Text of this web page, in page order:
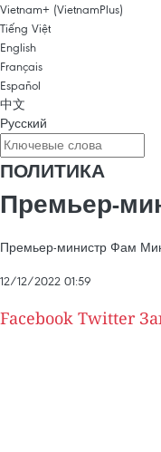
Vietnam+ (VietnamPlus)
Tiếng Việt
English
Français
Español
中文
Русский
ПОЛИТИКА
Премьер-
Премьер-министр Фам
12/12/2022 01:59
Facebook Twitter